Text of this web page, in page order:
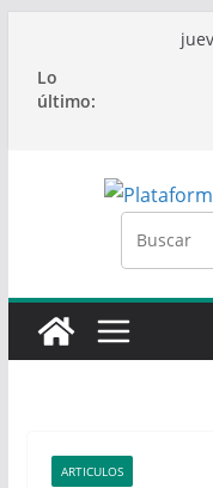
contenido
Lo
último:
ARTICULOS